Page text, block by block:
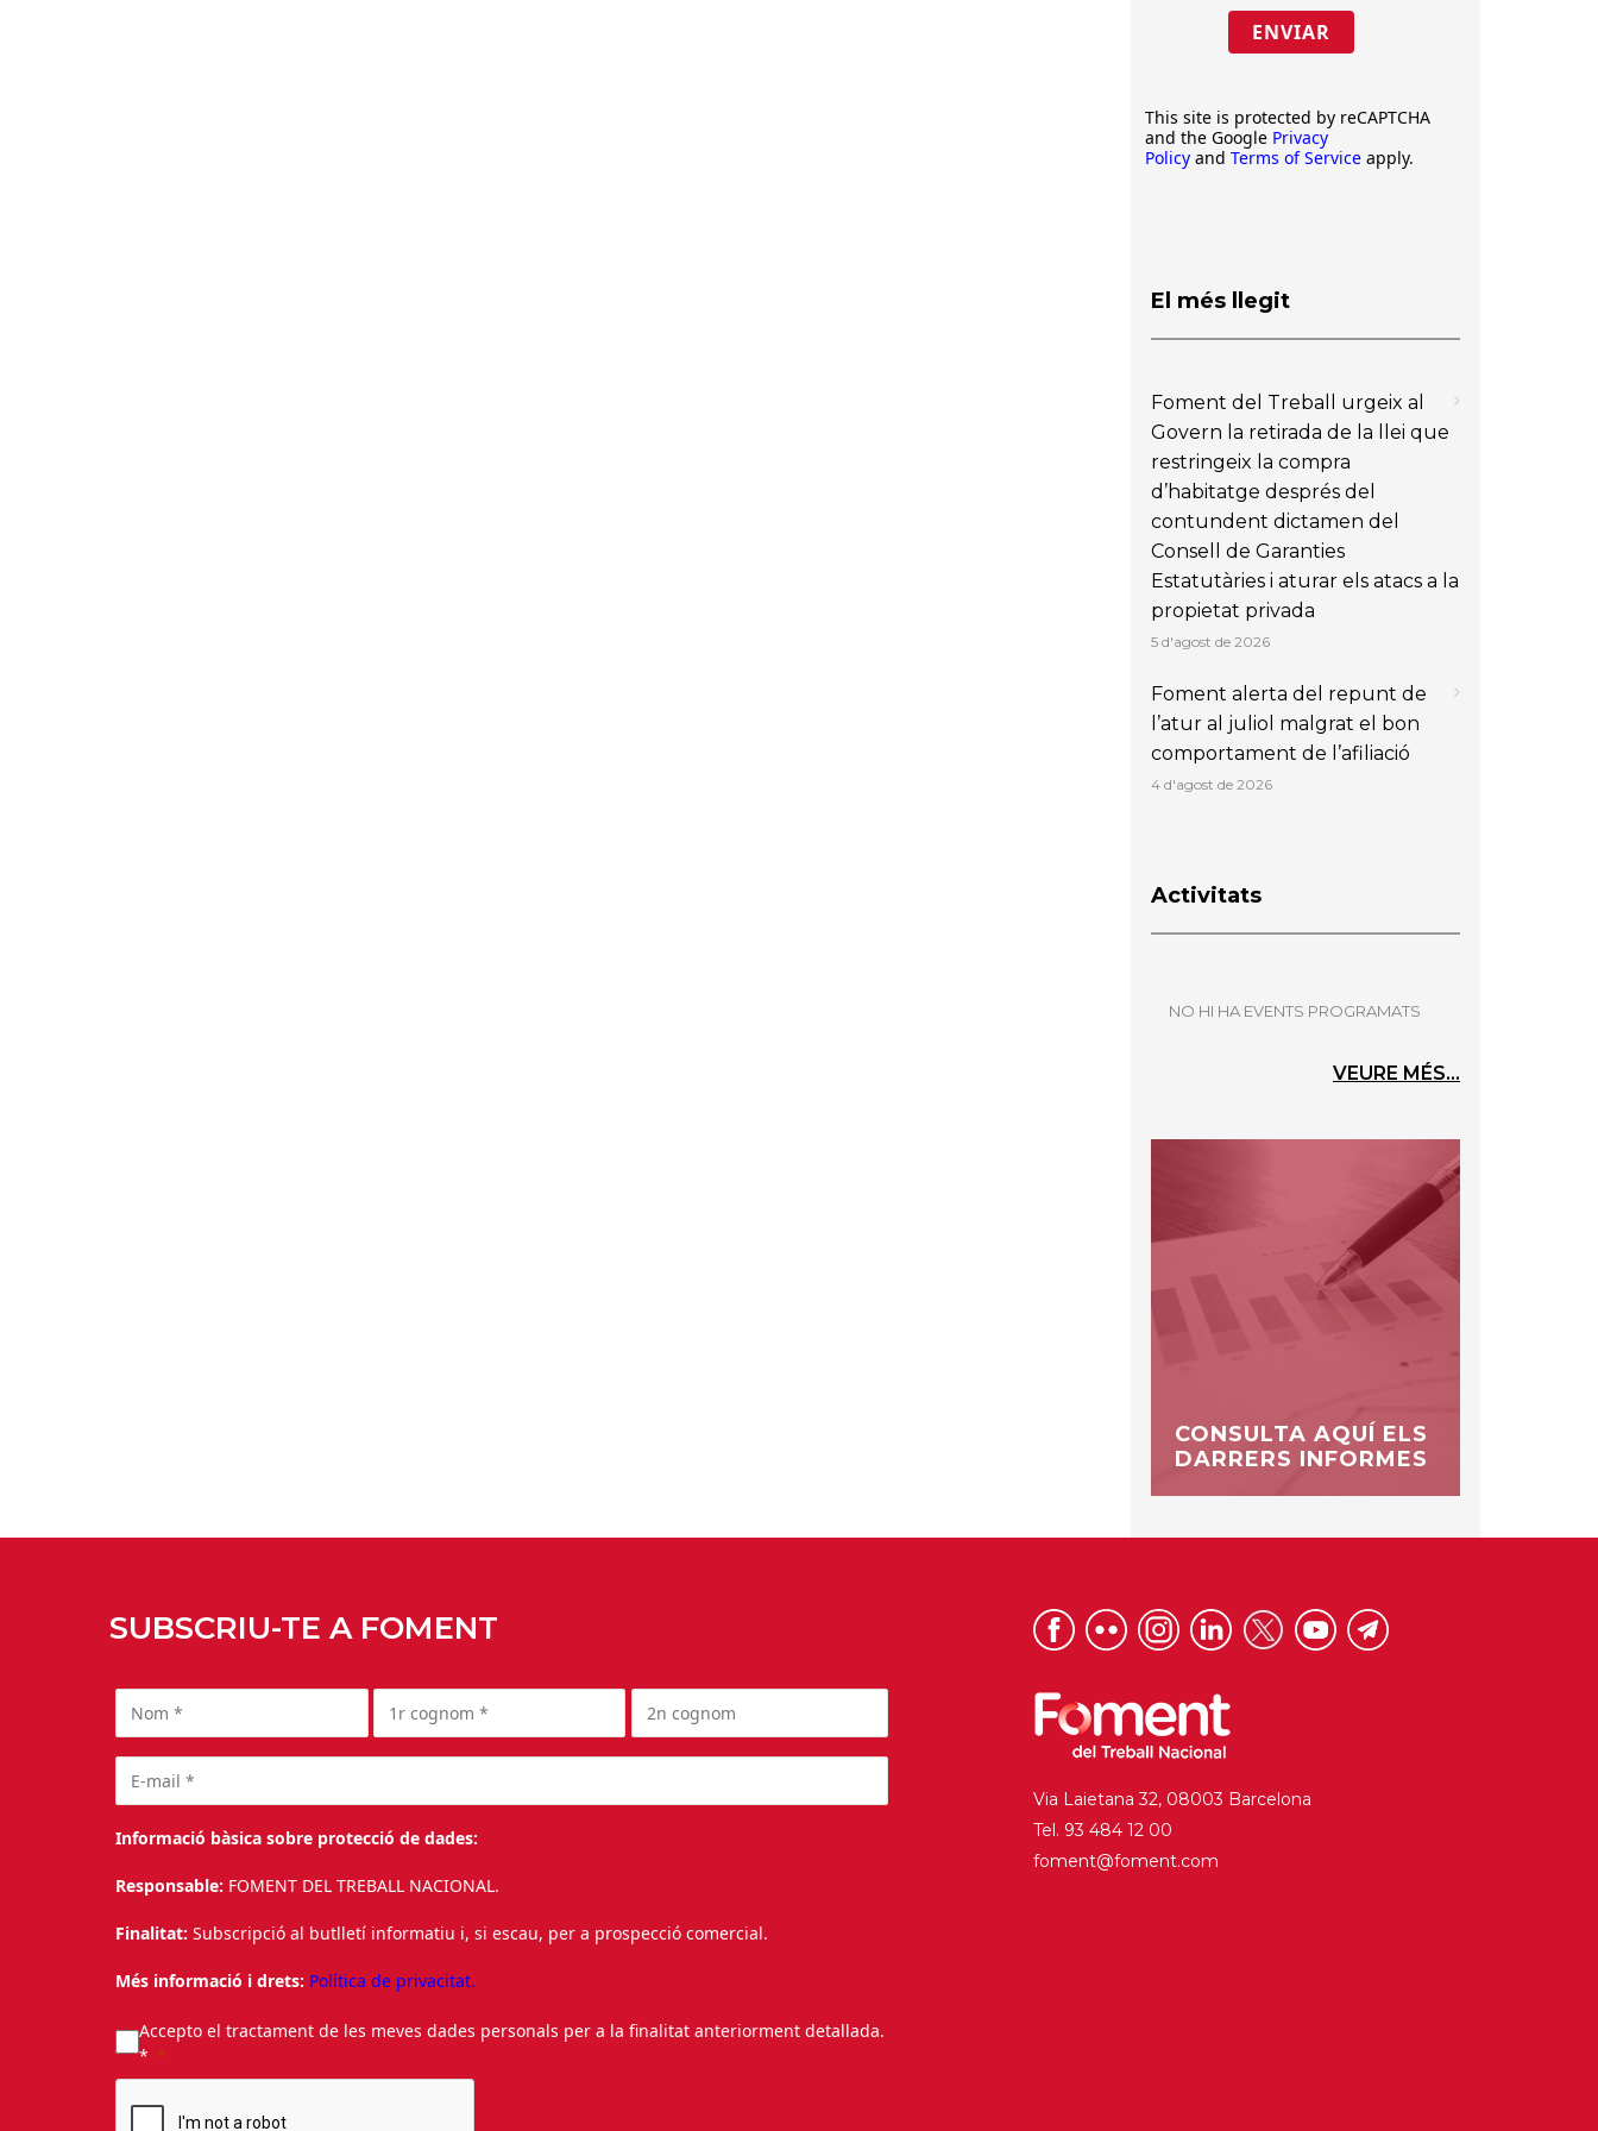
ENVIAR
This site is protected by reCAPTCHA
and the Google Privacy
Policy and Terms of Service apply.
El més llegit
Foment del Treball urgeix al
Govern la retirada de la llei que
restringeix la compra
d’habitatge després del
contundent dictamen del
Consell de Garanties
Estatutàries i aturar els atacs a la
propietat privada
5 d'agost de 2026
Foment alerta del repunt de
l’atur al juliol malgrat el bon
comportament de l’afiliació
4 d'agost de 2026
Activitats
NO HI HA EVENTS PROGRAMATS
VEURE MÉS...
CONSULTA AQUÍ ELS
DARRERS INFORMES
SUBSCRIU-TE A FOMENT
Informació bàsica sobre protecció de dades:
Responsable: FOMENT DEL TREBALL NACIONAL.
Finalitat: Subscripció al butlletí informatiu i, si escau, per a prospecció comercial.
Més informació i drets: Política de privacitat.
Accepto el tractament de les meves dades personals per a la finalitat anteriorment detallada.
*
Via Laietana 32, 08003 Barcelona
Tel. 93 484 12 00
foment@foment.com